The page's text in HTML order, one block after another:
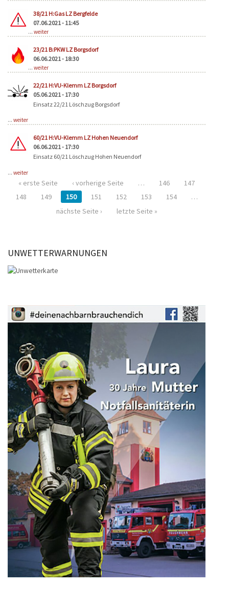
38/21 H:Gas LZ Bergfelde
07.06.2021 - 11:45
... weiter
23/21 B:PKW LZ Borgsdorf
06.06.2021 - 18:30
... weiter
22/21 H:VU-Klemm LZ Borgsdorf
05.06.2021 - 17:30
Einsatz 22/21 Löschzug Borgsdorf
... weiter
60/21 H:VU-Klemm LZ Hohen Neuendorf
06.06.2021 - 17:30
Einsatz 60/21 Löschzug Hohen Neuendorf
... weiter
« erste Seite ‹ vorherige Seite … 146
147
148
149 150 151 152 153 154
…
nächste Seite ›
letzte Seite »
UNWETTERWARNUNGEN